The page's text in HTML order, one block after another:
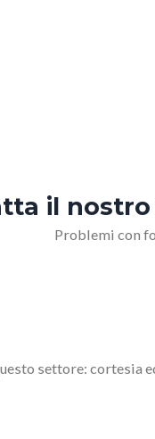
il
Problemi con
settore: cortesia